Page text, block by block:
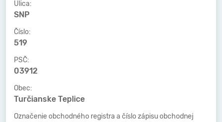
Ulica:
SNP
Číslo:
519
PSČ:
03912
Obec:
Turčianske Teplice
Označenie obchodného registra a číslo zápisu obchodnej